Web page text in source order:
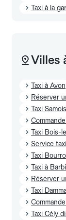
Taxi à la
Villes
Taxi à Avon
Réserver
Taxi
Taxi Bois-
Service
Taxi
Taxi à
Réserver
Taxi
Taxi Cély